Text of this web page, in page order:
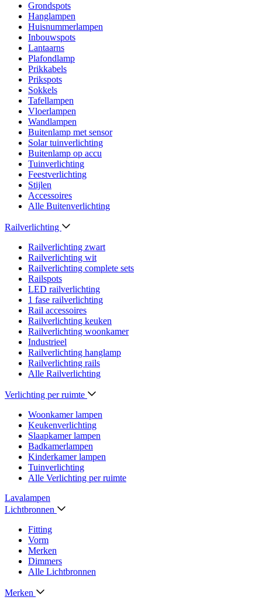
Grondspots
Hanglampen
Huisnummerlampen
Inbouwspots
Lantaarns
Plafondlamp
Prikkabels
Prikspots
Sokkels
Tafellampen
Vloerlampen
Wandlampen
Buitenlamp met sensor
Solar tuinverlichting
Buitenlamp op accu
Tuinverlichting
Feestverlichting
Stijlen
Accessoires
Alle Buitenverlichting
Railverlichting
Railverlichting zwart
Railverlichting wit
Railverlichting complete sets
Railspots
LED railverlichting
1 fase railverlichting
Rail accessoires
Railverlichting keuken
Railverlichting woonkamer
Industrieel
Railverlichting hanglamp
Railverlichting rails
Alle Railverlichting
Verlichting per ruimte
Woonkamer lampen
Keukenverlichting
Slaapkamer lampen
Badkamerlampen
Kinderkamer lampen
Tuinverlichting
Alle Verlichting per ruimte
Lavalampen
Lichtbronnen
Fitting
Vorm
Merken
Dimmers
Alle Lichtbronnen
Merken